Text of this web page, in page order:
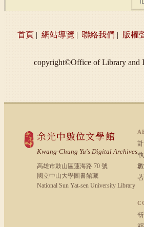
首頁 | 網站導覽 | 聯絡我們 | 版權
copyright©Office of Library
余光中數位文學館
Kwang-Chung Yu's Digital Archives
高雄市鼓山區蓮海路 70 號
國立中山大學圖書館藏
National Sun Yat-sen University Library